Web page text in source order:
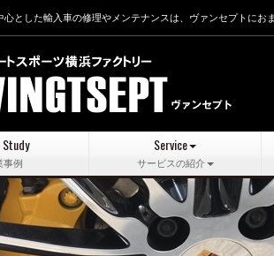
心とした輸入車の修理やメンテナンスは、ヴァンセプトにお
Study
事例
Service
サービスの紹介